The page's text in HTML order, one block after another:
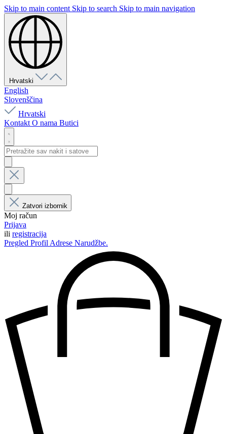
Skip to main content Skip to search Skip to main navigation
Hrvatski
English
Slovenščina
Hrvatski
Kontakt O nama Butici
Zatvori izbornik
Moj račun
Prijava
ili registracija
Pregled Profil Adrese Narudžbe.